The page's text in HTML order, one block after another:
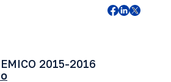
2015-2016